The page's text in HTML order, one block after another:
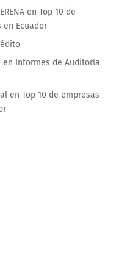
en Top 10 de
Ecuador
en Informes de Auditoría
en Top 10 de empresas